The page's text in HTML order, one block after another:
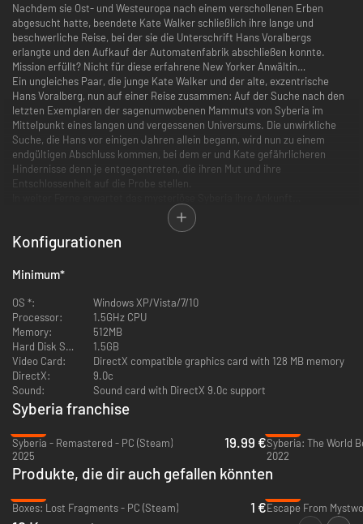
Nachdem sie Ost- und Westeuropa nach einem verschollenen Erben
abgesucht hatte, beendete Kate Walker schließlich ihre lange und
beschwerliche Reise, bei der sie die Unterschrift Hans Voralbergs
erlangte und den Aufkauf der Automatenfabrik abschließen konnte.
Mission erfüllt? Nicht für diese erfahrene New Yorker Anwältin…
Ein ungleiches Paar, die junge Kate Walker und der alte, exzentrische
Hans Voralberg, nun auf einer Reise zusammen: Auf der Suche nach den
letzten Exemplaren der sagenumwobenen Mammuts von Syberia im
Mittelpunkt eines langen und vergessenen Universums. Die unwirkliche
Suche, die Hans vor einigen Jahren allein begann, wird nun zu einem
endgültigen Abschluss kommen, bei dem er und Kate gefährlicheren
Hindernisse denn je entgegentreten, die ihren Mut und ihre
Entschlossenheit auf die Probe stellen.
Zahlreiche und faszinierende neue Charaktere in neuen, realistisch
Vollständig integrierte, originelle Rätsel, die die Geschicklichkeit des
Spielers während des ganzen Spieles auf die Probe stellen.
Konfigurationen
Minimum*
OS *:
Windows XP/Vista/7/10
Processor:
1.5GHz CPU
Memory:
512MB
Hard Disk Space:
1.5GB
Video Card:
DirectX compatible graphics card with 128 MB memory
DirectX:
9.0c
Sound:
Sound card with DirectX 9.0c support
Syberia franchise
Syberia - Remastered - PC (Steam)
2025
19.99 €Syberia: The World
2022
Produkte, die dir auch gefallen könnten
Boxes: Lost Fragments - PC (Steam)
1 €Escape From